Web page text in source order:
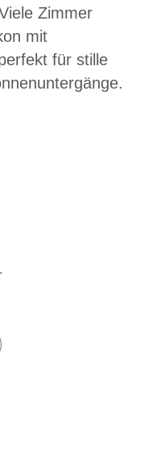
Zimmer
mit
für stille